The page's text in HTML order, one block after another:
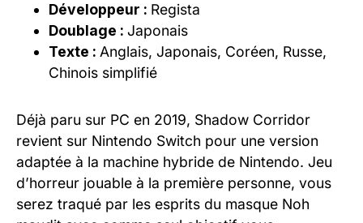
Développeur : Regista
Doublage : Japonais
Texte : Anglais, Japonais, Coréen, Russe,
Chinois simplifié
Déjà paru sur PC en 2019, Shadow Corridor
revient sur Nintendo Switch pour une version
adaptée à la machine hybride de Nintendo. Jeu
d’horreur jouable à la première personne, vous
serez traqué par les esprits du masque Noh